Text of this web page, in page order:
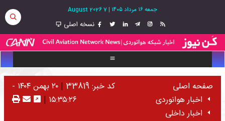
جمعه ۱۶ مرداد ۱۴۰۵ |
7 August 2026
نسخه اصلی
صفحه اصلی
اخبار هوانوردی
اخبار داخلی
کد خبر: 33819 |
۲۰ بهمن ۱۴۰۴ -
۱۵:۳۵:۲۶ |